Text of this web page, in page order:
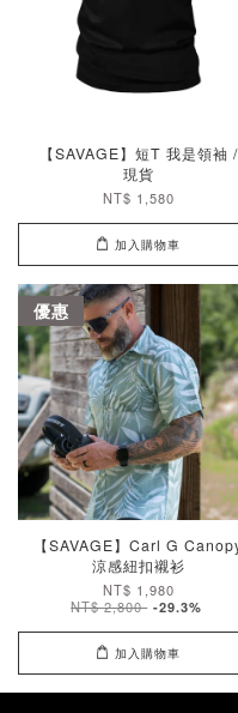
【SAVAGE】短T 我是領袖 /
現貨
NT$ 1,580
加入購物車
優惠
【SAVAGE】Carl G
涼感紐扣襯衫
NT$ 1,980
NT$ 2,800 -29.3%
加入購物車